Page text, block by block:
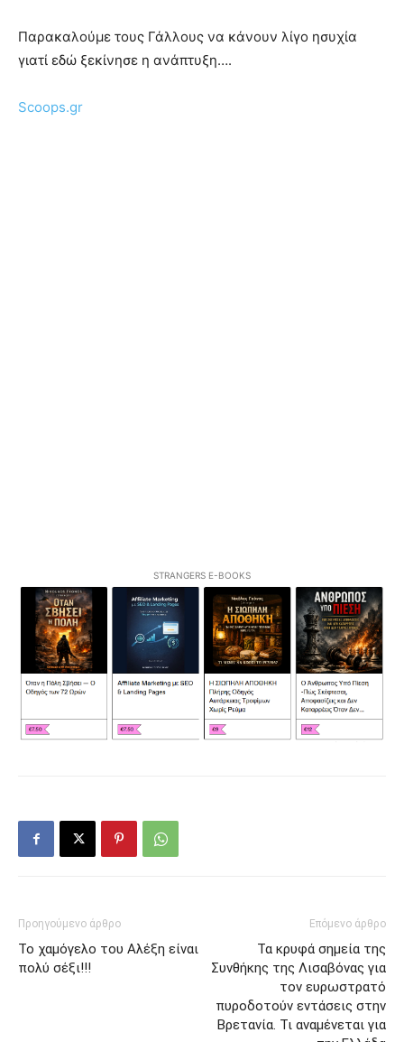
Παρακαλούμε τους Γάλλους να κάνουν λίγο ησυχία
γιατί εδώ ξεκίνησε η ανάπτυξη….
Scoops.gr
STRANGERS E-BOOKS
Προηγούμενο άρθρο
Το χαμόγελο του Αλέξη είναι
πολύ σέξι!!!
Επόμενο άρθρο
Τα κρυφά σημεία της
Συνθήκης της Λισαβόνας για
τον ευρωστρατό
πυροδοτούν εντάσεις στην
Βρετανία. Τι αναμένεται για